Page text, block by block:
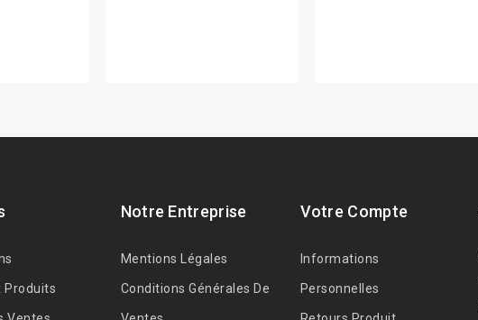
Produits
Notre Entreprise
Mentions Légales
Conditions Générales De
Votre Compte
Informations
Personnelles